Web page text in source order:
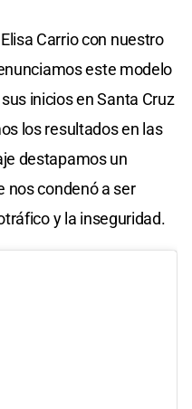
Carrio con nuestro
este modelo
inicios en Santa Cruz
los resultados en las
destapamos un
nos condenó a ser
y la inseguridad.